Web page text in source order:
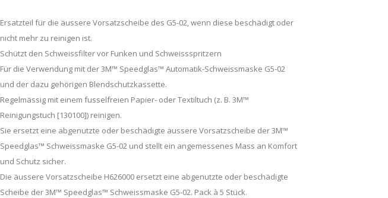
02,
H626000,
Beutel
á
5
Stk.
quantity
Ersatzteil für die äussere Vorsatzscheibe des G5-02, wenn diese beschädigt oder
nicht mehr zu reinigen ist.
Schützt den Schweissfilter vor Funken und Schweissspritzern
Für die Verwendung mit der 3M™ Speedglas™ Automatik-Schweissmaske G5-02
und der dazu gehörigen Blendschutzkassette.
Regelmässig mit einem fusselfreien Papier- oder Textiltuch (z. B. 3M™
Reinigungstuch [130100]) reinigen.
Sie ersetzt eine abgenutzte oder beschädigte äussere Vorsatzscheibe der 3M™
Speedglas™ Schweissmaske G5-02 und stellt ein angemessenes Mass an Komfort
und Schutz sicher.
Die äussere Vorsatzscheibe H626000 ersetzt eine abgenutzte oder beschädigte
Scheibe der 3M™ Speedglas™ Schweissmaske G5-02. Pack à 5 Stück.